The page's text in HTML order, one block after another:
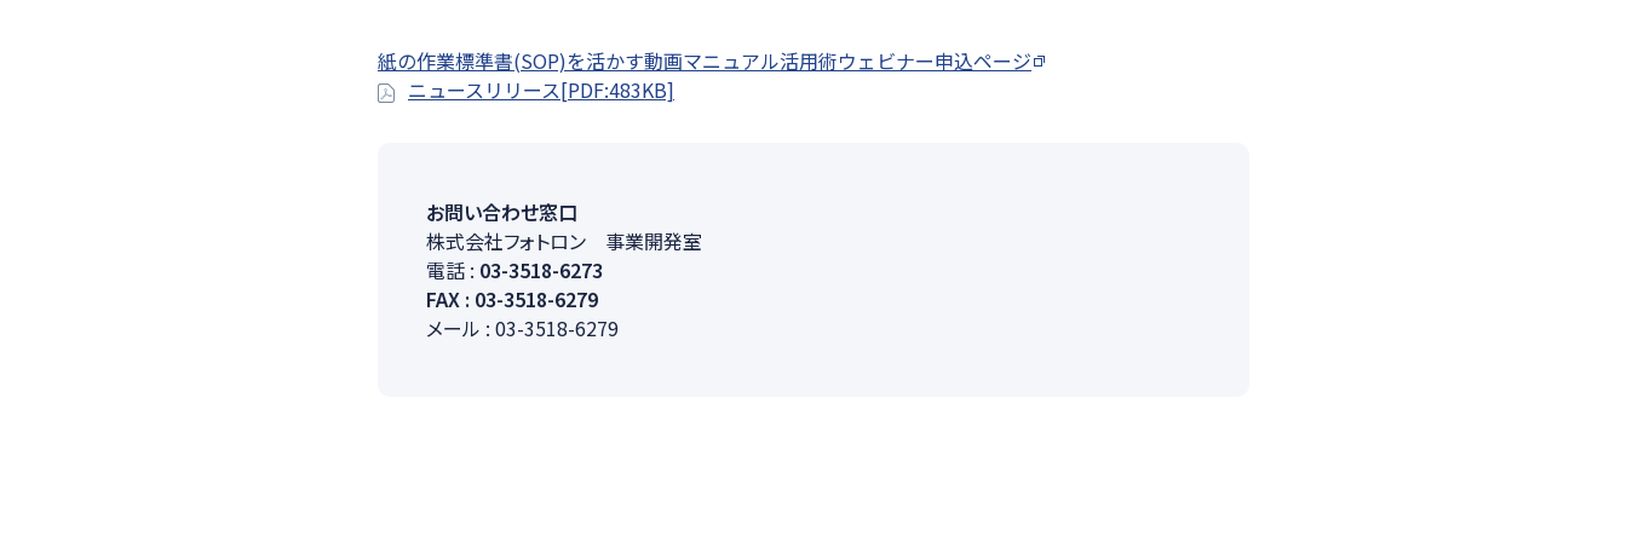
紙の作業標準書(SOP)を活かす動画マニュアル活用術ウェビナー申込ページ
ニュースリリース[PDF:483KB]
お問い合わせ窓口
株式会社フォトロン 事業開発室
電話 : 03-3518-6273
FAX : 03-3518-6279
メール : 03-3518-6279